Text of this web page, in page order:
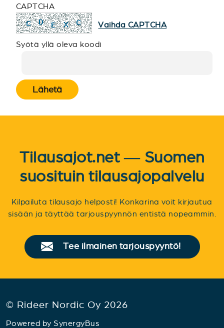
CAPTCHA
Vaihda CAPTCHA
Syötä yllä oleva koodi
Lähetä
Tilausajot.net — Suomen
suosituin tilausajopalvelu
Kilpailuta tilausajo helposti! Konkarina voit kirjautua
sisään ja täyttää tarjouspyynnön entistä nopeammin.
Tee ilmainen tarjouspyyntö!
© Rideer Nordic Oy 2026
Powered by SynergyBus